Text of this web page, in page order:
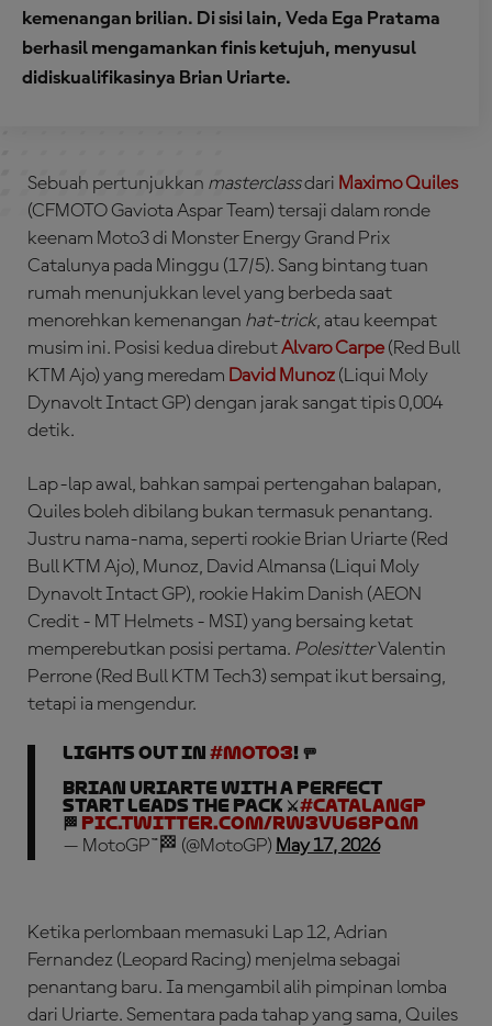
kemenangan brilian. Di sisi lain, Veda Ega Pratama
berhasil mengamankan finis ketujuh, menyusul
didiskualifikasinya Brian Uriarte.
Sebuah pertunjukkan masterclassdari Maximo Quiles
(CFMOTO Gaviota Aspar Team) tersaji dalam ronde
keenam Moto3 di Monster Energy Grand Prix
Catalunya pada Minggu (17/5). Sang bintang tuan
rumah menunjukkan level yang berbeda saat
menorehkan kemenangan hat-trick, atau keempat
musim ini. Posisi kedua direbutAlvaro Carpe (Red Bull
KTM Ajo) yang meredam David Munoz (Liqui Moly
Dynavolt Intact GP) dengan jarak sangat tipis 0,004
detik.
Lap-lap awal, bahkan sampai pertengahan balapan,
Quiles boleh dibilang bukan termasuk penantang.
Justru nama-nama, seperti rookie Brian Uriarte (Red
Bull KTM Ajo), Munoz, David Almansa (Liqui Moly
Dynavolt Intact GP), rookie Hakim Danish (AEON
Credit - MT Helmets - MSI) yang bersaing ketat
memperebutkan posisi pertama. PolesitterValentin
Perrone (Red Bull KTM Tech3) sempat ikut bersaing,
tetapi ia mengendur.
LIGHTS OUT IN #Moto3! 🚥
Brian Uriarte with a perfect
start leads the pack ⚔️#CatalanGP
🏁 pic.twitter.com/rw3vu68PQm
— MotoGP™🏁 (@MotoGP) May 17, 2026
Ketika perlombaan memasuki Lap 12, Adrian
Fernandez (Leopard Racing) menjelma sebagai
penantang baru. Ia mengambil alih pimpinan lomba
dari Uriarte. Sementara pada tahap yang sama, Quiles